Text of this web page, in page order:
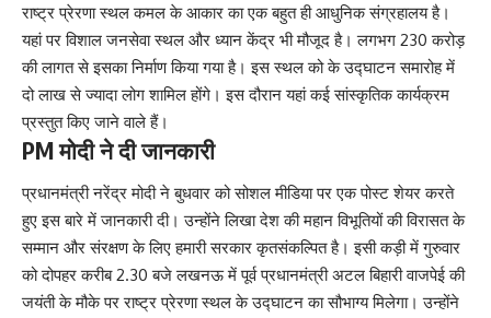
राष्ट्र प्रेरणा स्थल कमल के आकार का एक बहुत ही आधुनिक संग्रहालय है।
यहां पर विशाल जनसेवा स्थल और ध्यान केंद्र भी मौजूद है। लगभग 230 करोड़
की लागत से इसका निर्माण किया गया है। इस स्थल को के उद्घाटन समारोह में
दो लाख से ज्यादा लोग शामिल होंगे। इस दौरान यहां कई सांस्कृतिक कार्यक्रम
प्रस्तुत किए जाने वाले हैं।
PM मोदी ने दी जानकारी
प्रधानमंत्री नरेंद्र मोदी ने बुधवार को सोशल मीडिया पर एक पोस्ट शेयर करते
हुए इस बारे में जानकारी दी। उन्होंने लिखा देश की महान विभूतियों की विरासत के
सम्मान और संरक्षण के लिए हमारी सरकार कृतसंकल्पित है। इसी कड़ी में गुरुवार
को दोपहर करीब 2.30 बजे लखनऊ में पूर्व प्रधानमंत्री अटल बिहारी वाजपेई की
जयंती के मौके पर राष्ट्र प्रेरणा स्थल के उद्घाटन का सौभाग्य मिलेगा। उन्होंने